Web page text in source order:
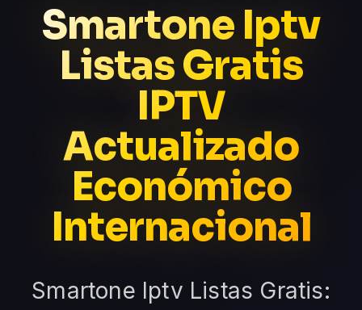
Smartone Iptv
Listas Gratis
IPTV
Actualizado
Económico
Internacional
Smartone Iptv Listas Gratis: